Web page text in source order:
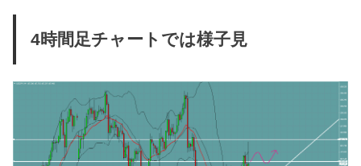
4時間足チャートでは様子見